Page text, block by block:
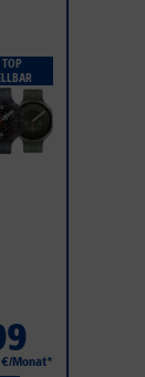
€/Monat*